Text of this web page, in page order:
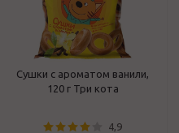
Сушки с ароматом ванили,
120 г Три кота
4,9